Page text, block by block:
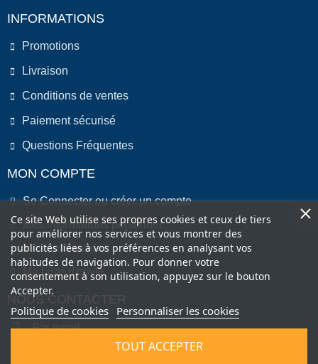
INFORMATIONS
Promotions
Livraison
Conditions de ventes
Paiement sécurisé
Questions Fréquentes
MON COMPTE
Se Connecter ou créer un compte
Mes informations personnel
Mes commandes
Ma Liste d'envie
NOUS CONTACTER
Par email
Ce site Web utilise ses propres cookies et ceux de tiers
pour améliorer nos services et vous montrer des
publicités liées à vos préférences en analysant vos
habitudes de navigation. Pour donner votre
consentement à son utilisation, appuyez sur le bouton
Accepter.
Politique de cookies Personnaliser les cookies
TOUT ACCEPTER